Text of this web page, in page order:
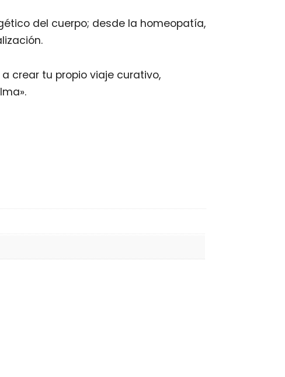
del cuerpo; desde la homeopatía,
crear tu propio viaje curativo,